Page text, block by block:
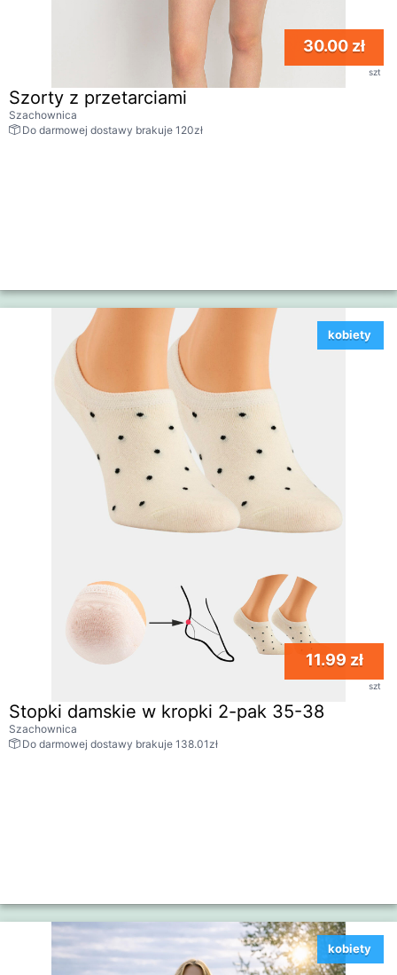
30.00 zł
szt
Szorty z przetarciami
Szachownica
Do darmowej dostawy brakuje 120zł
kobiety
11.99 zł
szt
Stopki damskie w kropki 2-pak 35-38
Szachownica
Do darmowej dostawy brakuje 138.01zł
kobiety